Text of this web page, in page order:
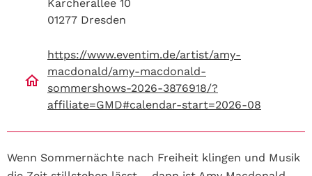
Karcherallee 10
01277 Dresden
https://www.eventim.de/artist/amy-
macdonald/amy-macdonald-
sommershows-2026-3876918/?
affiliate=GMD#calendar-start=2026-08
Wenn Sommernächte nach Freiheit klingen und Musik